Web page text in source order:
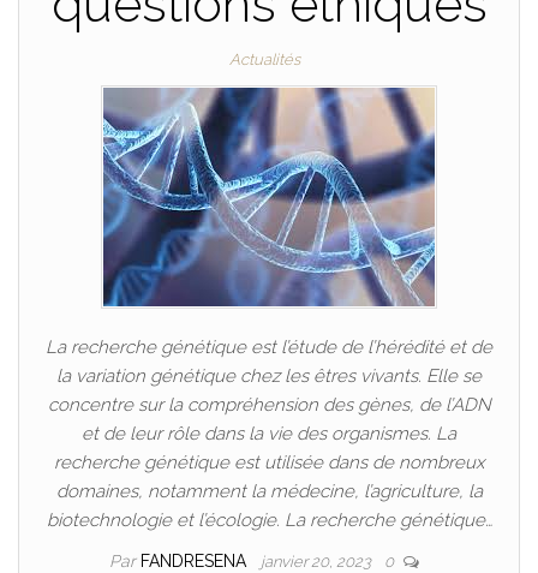
Actualités
La recherche génétique est l’étude de l’hérédité et de
la variation génétique chez les êtres vivants. Elle se
concentre sur la compréhension des gènes, de l’ADN
et de leur rôle dans la vie des organismes. La
recherche génétique est utilisée dans de nombreux
domaines, notamment la médecine, l’agriculture, la
biotechnologie et l’écologie. La recherche génétique…
Par FANDRESENA janvier 20, 2023 0